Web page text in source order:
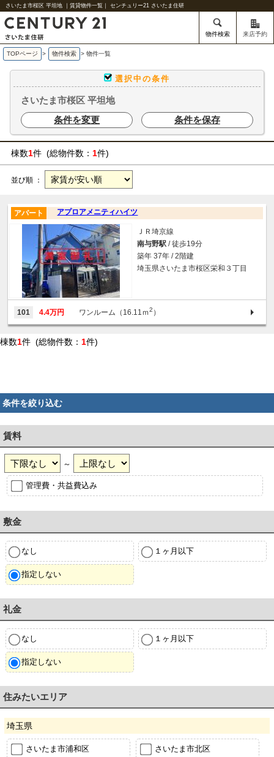
さいたま市桜区 平坦地 ｜賃貸物件一覧｜ センチュリー21 さいたま住研
物件検索 来店予約
TOPページ > 物件検索 > 物件一覧
選択中の条件
さいたま市桜区 平坦地
条件を変更
条件を保存
棟数1件 (総物件数： 1件)
並び順 ：
アプロアメニティハイツ
アパート
ＪＲ埼京線
南与野駅 / 徒歩19分
築年 37年 / 2階建
埼玉県さいたま市桜区栄和３丁目
101 4.4万円 ワンルーム（16.11ｍ2 ）
棟数1件 (総物件数： 1件)
条件を絞り込む
賃料
～
管理費・共益費込み
敷金
なし １ヶ月以下
指定しない
礼金
なし １ヶ月以下
指定しない
住みたいエリア
埼玉県
さいたま市浦和区 さいたま市北区